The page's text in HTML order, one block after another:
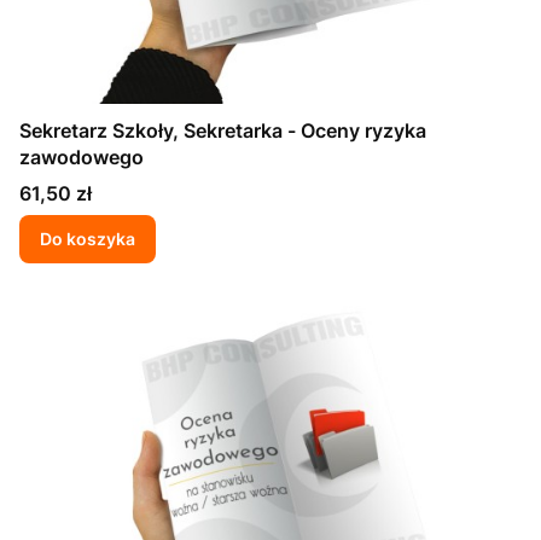
Sekretarz Szkoły, Sekretarka - Oceny ryzyka
zawodowego
Cena
61,50 zł
Do koszyka